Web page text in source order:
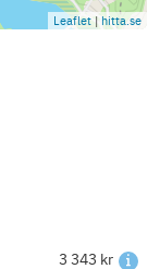
Leaflet | hitta.se
3 343 kr